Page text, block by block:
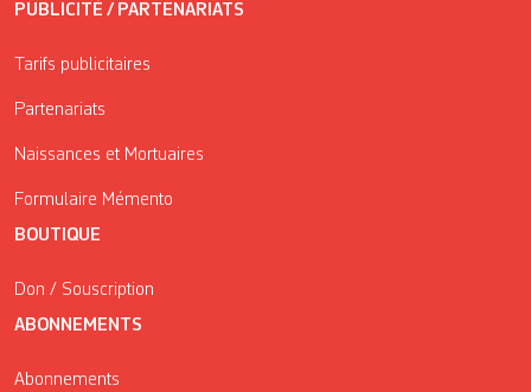
PUBLICITÉ / PARTENARIATS
Tarifs publicitaires
Partenariats
Naissances et Mortuaires
Formulaire Mémento
BOUTIQUE
Don / Souscription
ABONNEMENTS
Abonnements